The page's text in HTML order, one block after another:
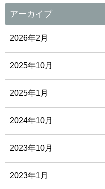
アーカイブ
2026年2月
2025年10月
2025年1月
2024年10月
2023年10月
2023年1月